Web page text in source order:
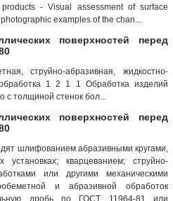
- Visual assessment of surface
examples of the chan...
поверхностей перед
струйно-абразивная, жидкостно-
1 2 1 1 Обработка изделий
толщиной стенок бол...
поверхностей перед
шлифованием абразивными кругами,
кварцеванием; струйно-
или другими механическими
и абразивной обработок
дробь по ГОСТ 11964-81 или